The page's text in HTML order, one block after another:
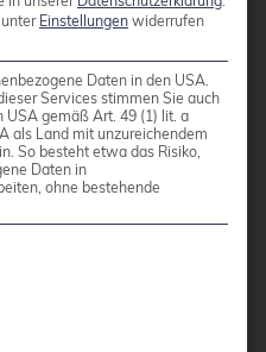
Camp Summit in
LinuxCon, der
ContainerConf zu
Veranstaltung
Allein die
mit ca. 4000
als […]
Einstellungen widerrufen
Daten in den USA.
Services stimmen Sie auch
USA gemäß Art. 49 (1) lit. a
als Land mit unzureichendem
So besteht etwa das Risiko,
Daten in
ohne bestehende
Gruppen, für die